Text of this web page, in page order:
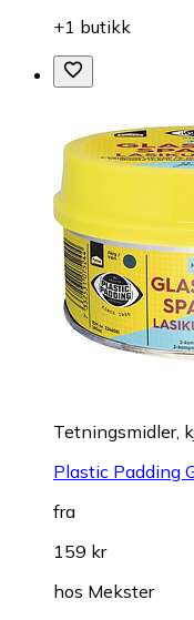
+1 butikk
Tetningsmidler,
Plastic Padding
fra
159 kr
hos Mekster